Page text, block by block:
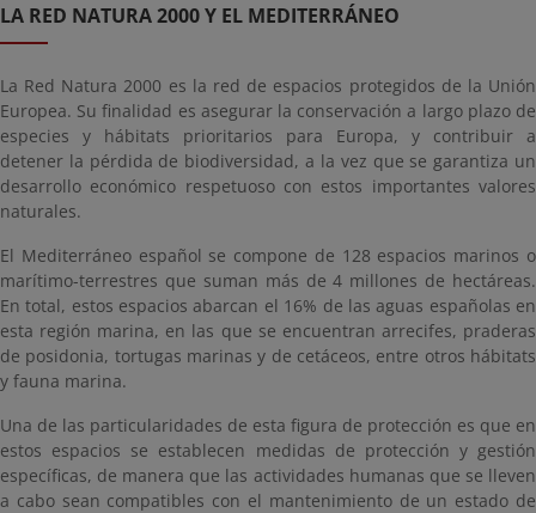
LA RED NATURA 2000 Y EL MEDITERRÁNEO
La Red Natura 2000 es la red de espacios protegidos de la Unión
Europea. Su finalidad es asegurar la conservación a largo plazo de
especies y hábitats prioritarios para Europa, y contribuir a
detener la pérdida de biodiversidad, a la vez que se garantiza un
desarrollo económico respetuoso con estos importantes valores
naturales.
El Mediterráneo español se compone de 128 espacios marinos o
marítimo-terrestres que suman más de 4 millones de hectáreas.
En total, estos espacios abarcan el 16% de las aguas españolas en
esta región marina, en las que se encuentran arrecifes, praderas
de posidonia, tortugas marinas y de cetáceos, entre otros hábitats
y fauna marina.
Una de las particularidades de esta figura de protección es que en
estos espacios se establecen medidas de protección y gestión
específicas, de manera que las actividades humanas que se lleven
a cabo sean compatibles con el mantenimiento de un estado de